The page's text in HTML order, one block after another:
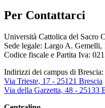
Per Contattarci
Università Cattolica del Sacro
Sede legale: Largo A.
Codice fiscale e Partita Iva:
Indirizzi dei campus di Brescia:
Via Trieste, 17 - 25121 Brescia
Via della Garzetta, 48 - 25133